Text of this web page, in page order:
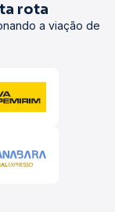
rota
a viação de